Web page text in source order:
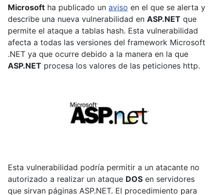
Microsoft ha publicado un aviso en el que se alerta y
describe una nueva vulnerabilidad en ASP.NET que
permite el ataque a tablas hash. Esta vulnerabilidad
afecta a todas las versiones del framework Microsoft
.NET ya que ocurre debido a la manera en la que
ASP.NET procesa los valores de las peticiones http.
Esta vulnerabilidad podría permitir a un atacante no
autorizado a realizar un ataque DOS en servidores
que sirvan páginas ASP.NET. El procedimiento para